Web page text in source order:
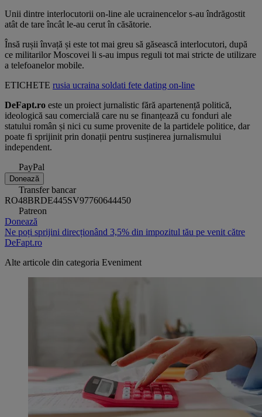
Unii dintre interlocutorii on-line ale ucrainencelor s-au îndrăgostit
atât de tare încât le-au cerut în căsătorie.
Însă rușii învață și este tot mai greu să găsească interlocutori, după
ce militarilor Moscovei li s-au impus reguli tot mai stricte de utilizare
a telefoanelor mobile.
ETICHETE rusia ucraina soldati fete dating on-line
DeFapt.ro este un proiect jurnalistic fără apartenență politică,
ideologică sau comercială care nu se finanțează cu fonduri ale
statului român și nici cu sume provenite de la partidele politice, dar
poate fi sprijinit prin donații pentru susținerea jurnalismului
independent.
PayPal
Donează
Transfer bancar
RO48BRDE445SV97760644450
Patreon
Donează
Ne poți sprijini direcționând 3,5% din impozitul tău pe venit către
DeFapt.ro
Alte articole din categoria Eveniment